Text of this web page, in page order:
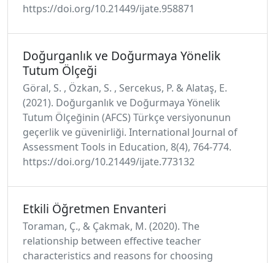
https://doi.org/10.21449/ijate.958871
Doğurganlık ve Doğurmaya Yönelik
Tutum Ölçeği
Göral, S. , Özkan, S. , Sercekus, P. & Alataş, E.
(2021). Doğurganlık ve Doğurmaya Yönelik
Tutum Ölçeğinin (AFCS) Türkçe versiyonunun
geçerlik ve güvenirliği. International Journal of
Assessment Tools in Education, 8(4), 764-774.
https://doi.org/10.21449/ijate.773132
Etkili Öğretmen Envanteri
Toraman, Ç., & Çakmak, M. (2020). The
relationship between effective teacher
characteristics and reasons for choosing